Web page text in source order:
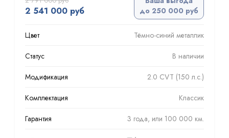
2 541 000 руб
до 250 000 руб
Цвет Тёмно-синий металлик
Статус В наличии
Модификация 2.0 CVT (150 л.с.)
Комплектация Классик
Гарантия 3 года, или 100 000 км.